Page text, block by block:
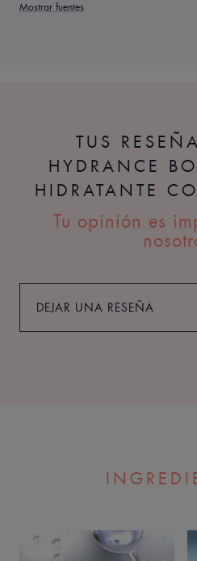
Mostrar fuentes
TUS
HYDRANCE
HIDRATANTE
Tu opinión es
DEJAR UNA RESEÑA